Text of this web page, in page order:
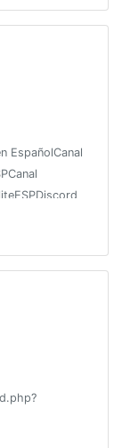
EspañolCanal